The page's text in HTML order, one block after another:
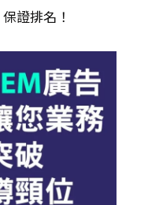
保證排名！